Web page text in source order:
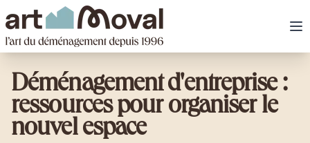
art Moval
Déménagement d'entreprise :
ressources pour organiser le
nouvel espace